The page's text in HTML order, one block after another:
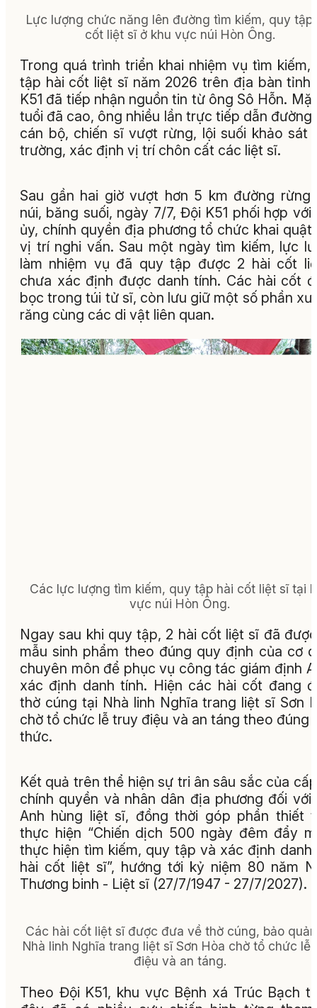
Lực lượng chức năng lên đường tìm kiếm, quy tập
cốt liệt sĩ ở khu vực núi Hòn Ông.
Trong quá trình triển khai nhiệm vụ tìm kiếm,
tập hài cốt liệt sĩ năm 2026 trên địa bàn
K51 đã tiếp nhận nguồn tin từ ông Sô Hỗn.
tuổi đã cao, ông nhiều lần trực tiếp dẫn đường
cán bộ, chiến sĩ vượt rừng, lội suối khảo sát
trường, xác định vị trí chôn cất các liệt sĩ.
Sau gần hai giờ vượt hơn 5 km đường
núi, băng suối, ngày 7/7, Đội K51 phối hợp với
ủy, chính quyền địa phương tổ chức khai quật
vị trí nghi vấn. Sau một ngày tìm kiếm, lực
làm nhiệm vụ đã quy tập được 2 hài cốt
chưa xác định được danh tính. Các hài cốt
bọc trong túi tử sĩ, còn lưu giữ một số phần
răng cùng các di vật liên quan.
Các lực lượng tìm kiếm, quy tập hài cốt liệt sĩ tại
vực núi Hòn Ông.
Ngay sau khi quy tập, 2 hài cốt liệt sĩ đã
mẫu sinh phẩm theo đúng quy định của cơ
chuyên môn để phục vụ công tác giám định
xác định danh tính. Hiện các hài cốt đang
thờ cúng tại Nhà linh Nghĩa trang liệt sĩ Sơn
chờ tổ chức lễ truy điệu và an táng theo đúng
thức.
Kết quả trên thể hiện sự tri ân sâu sắc của
chính quyền và nhân dân địa phương đối với
Anh hùng liệt sĩ, đồng thời góp phần thiết
thực hiện “Chiến dịch 500 ngày đêm đẩy
thực hiện tìm kiếm, quy tập và xác định danh
hài cốt liệt sĩ”, hướng tới kỷ niệm 80 năm
Thương binh - Liệt sĩ (27/7/1947 - 27/7/2027).
Các hài cốt liệt sĩ được đưa về thờ cúng, bảo
Nhà linh Nghĩa trang liệt sĩ Sơn Hòa chờ tổ chức lễ
điệu và an táng.
Theo Đội K51, khu vực Bệnh xá Trúc Bạch